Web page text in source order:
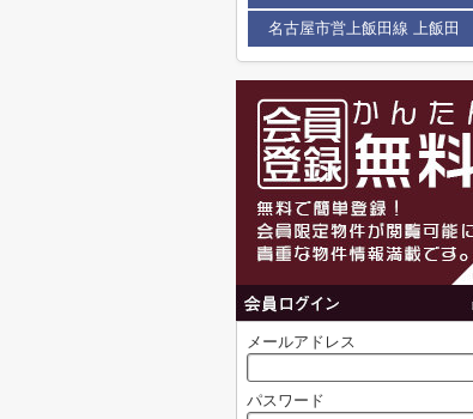
名古屋市営上飯田線 上飯田
メールアドレス
パスワード